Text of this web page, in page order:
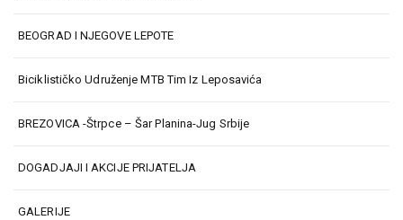
BEOGRAD I NJEGOVE LEPOTE
Biciklističko Udruženje MTB Tim Iz Leposavića
BREZOVICA -Štrpce – Šar Planina-Jug Srbije
DOGADJAJI I AKCIJE PRIJATELJA
GALERIJE